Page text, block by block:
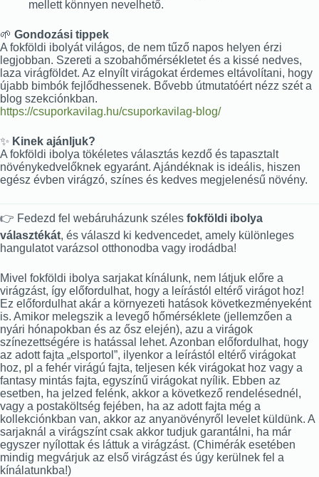
mellett könnyen nevelhető.
🌱 Gondozási tippek
A fokföldi ibolyát világos, de nem tűző napos helyen érzi
legjobban. Szereti a szobahőmérsékletet és a kissé nedves,
laza virágföldet. Az elnyílt virágokat érdemes eltávolítani, hogy
újabb bimbók fejlődhessenek. Bővebb útmutatóért nézz szét a
blog szekciónkban.
https://csuporkavilag.hu/csuporkavilag-blog/
✨ Kinek ajánljuk?
A fokföldi ibolya tökéletes választás kezdő és tapasztalt
növénykedvelőknek egyaránt. Ajándéknak is ideális, hiszen
egész évben virágzó, színes és kedves megjelenésű növény.
👉 Fedezd fel webáruházunk széles fokföldi ibolya
választékát, és válaszd ki kedvencedet, amely különleges
hangulatot varázsol otthonodba vagy irodádba!
Mivel fokföldi ibolya sarjakat kínálunk, nem látjuk előre a
virágzást, így előfordulhat, hogy a leírástól eltérő virágot hoz!
Ez előfordulhat akár a környezeti hatások következményeként
is. Amikor melegszik a levegő hőmérséklete (jellemzően a
nyári hónapokban és az ősz elején), azu a virágok
színezettségére is hatással lehet. Azonban előfordulhat, hogy
az adott fajta „elsportol”, ilyenkor a leírástól eltérő virágokat
hoz, pl a fehér virágú fajta, teljesen kék virágokat hoz vagy a
fantasy mintás fajta, egyszínű virágokat nyílik. Ebben az
esetben, ha jelzed felénk, akkor a következő rendelésednél,
vagy a postaköltség fejében, ha az adott fajta még a
kollekciónkban van, akkor az anyanövényről levelet küldünk. A
sarjaknál a virágszínt csak akkor tudjuk garantálni, ha már
egyszer nyílottak és láttuk a virágzást. (Chimérák esetében
mindig megvárjuk az első virágzást és úgy kerülnek fel a
kínálatunkba!)